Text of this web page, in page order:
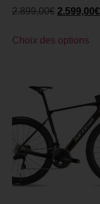
2.899,00€ 2.599,00€
Choix des options